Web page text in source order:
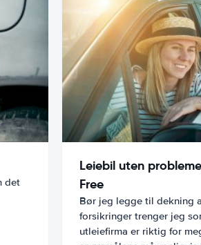
det
Leiebil uten
Free
Bør jeg legge til dekning
forsikringer trenger jeg
utleiefirma er riktig for